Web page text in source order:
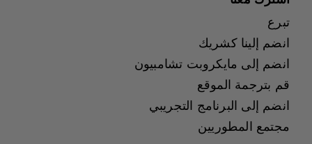
تبرع
انضم إلينا كشريك
انضم إلى مايكروبت تشامبيون
قم بترجمة الموقع
انضم إلى البرنامج التجريبي
مجتمع المطوريين